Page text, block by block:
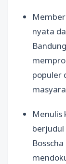
nyata
populer
Menulis
berjudul